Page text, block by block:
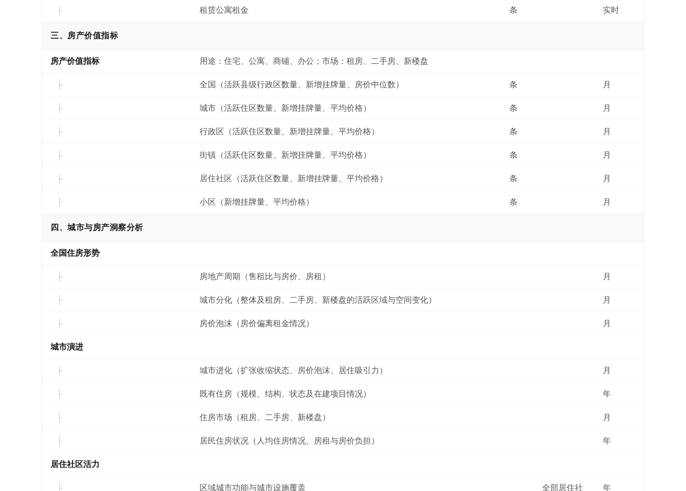
租赁公寓租金 条 实时
三、房产价值指标
房产价值指标 用途：住宅、公寓、商铺、办公；市场：租房、二手房、新楼盘
全国（活跃县级行政区数量、新增挂牌量、房价中位数） 条 月
城市（活跃住区数量、新增挂牌量、平均价格） 条 月
行政区（活跃住区数量、新增挂牌量、平均价格） 条 月
街镇（活跃住区数量、新增挂牌量、平均价格） 条 月
居住社区（活跃住区数量、新增挂牌量、平均价格） 条 月
小区（新增挂牌量、平均价格） 条 月
四、城市与房产洞察分析
全国住房形势
房地产周期（售租比与房价、房租） 月
城市分化（整体及租房、二手房、新楼盘的活跃区域与空间变化） 月
房价泡沫（房价偏离租金情况） 月
城市演进
城市进化（扩张收缩状态、房价泡沫、居住吸引力） 月
既有住房（规模、结构、状态及在建项目情况） 年
住房市场（租房、二手房、新楼盘） 月
居民住房状况（人均住房情况、房租与房价负担） 年
居住社区活力
区域城市功能与城市设施覆盖
全部居住社
年